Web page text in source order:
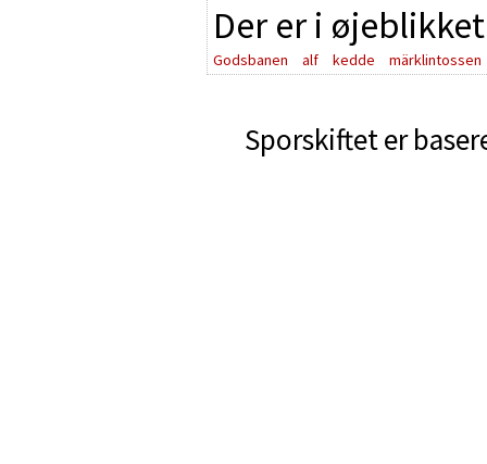
Der er i
Godsbanen alf kedde märklintossen
Sporskiftet er